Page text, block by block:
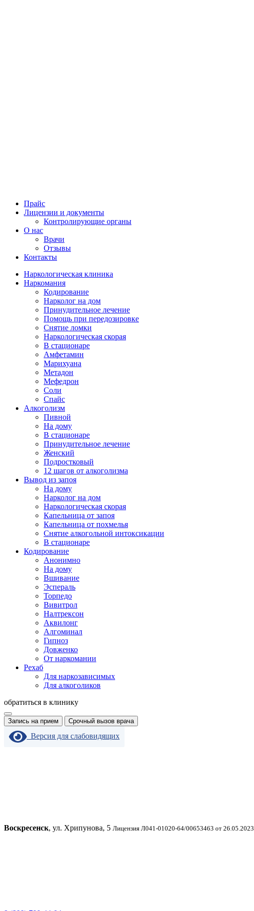
Прайс
Лицензии и документы
Контролирующие органы
О нас
Врачи
Отзывы
Контакты
Наркологическая клиника
Наркомания
Кодирование
Нарколог на дом
Принудительное лечение
Помощь при передозировке
Снятие ломки
Наркологическая скорая
В стационаре
Амфетамин
Марихуана
Метадон
Мефедрон
Соли
Спайс
Алкоголизм
Пивной
На дому
В стационаре
Принудительное лечение
Женский
Подростковый
12 шагов от алкоголизма
Вывод из запоя
На дому
Нарколог на дом
Наркологическая скорая
Капельница от запоя
Капельница от похмелья
Снятие алкогольной интоксикации
В стационаре
Кодирование
Анонимно
На дому
Вшивание
Эспераль
Торпедо
Вивитрол
Налтрексон
Аквилонг
Алгоминал
Гипноз
Довженко
От наркомании
Рехаб
Для наркозависимых
Для алкоголиков
обратиться в клинику
Запись на прием Срочный вызов врача
Версия для слабовидящих
Воскресенск, ул. Хрипунова, 5 Лицензия Л041-01020-64/00653463 от 26.05.2023